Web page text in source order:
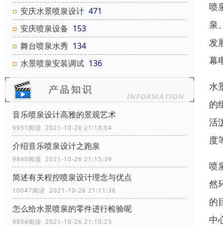
安庆水景喷泉设计 471
安庆喷泉设备 153
舞台喷泉水秀 134
水景喷泉安装调试 136
音乐喷泉设计高雅的景观艺术
9951阅读 2021-10-26 21:18:04
介绍音乐喷泉设计之跑泉
9840阅读 2021-10-26 21:15:39
简述有关程控喷泉设计理念与优点
10047阅读 2021-10-26 21:11:36
怎么给水景喷泉的零件进行检验呢
9894阅读 2021-10-26 21:10:23
喷
泉
发
幕
水
的
活
度
喷
然
的
中